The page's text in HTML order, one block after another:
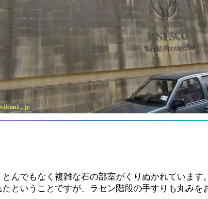
んでもなく複雑な石の部室がくりぬかれています
ということですが、ラセン階段の手すりも丸み